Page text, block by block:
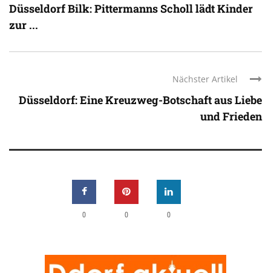
Düsseldorf Bilk: Pittermanns Scholl lädt Kinder
zur ...
Nächster Artikel
Düsseldorf: Eine Kreuzweg-Botschaft aus Liebe
und Frieden
0 0 0